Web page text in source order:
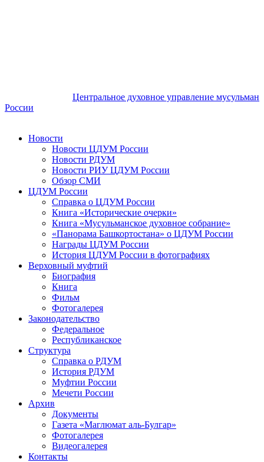
Центральное духовное управление мусульман
России
Новости
Новости ЦДУМ России
Новости РДУМ
Новости РИУ ЦДУМ России
Обзор СМИ
ЦДУМ России
Справка о ЦДУМ России
Книга «Исторические очерки»
Книга «Мусульманское духовное собрание»
«Панорама Башкортостана» о ЦДУМ России
Награды ЦДУМ России
История ЦДУМ России в фотографиях
Верховный муфтий
Биография
Книга
Фильм
Фотогалерея
Законодательство
Федеральное
Республиканское
Структура
Справка о РДУМ
История РДУМ
Муфтии России
Мечети России
Архив
Документы
Газета «Маглюмат аль-Булгар»
Фотогалерея
Видеогалерея
Контакты